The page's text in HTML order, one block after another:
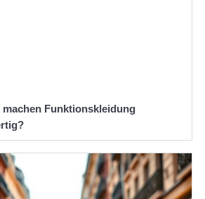
machen Funktionskleidung